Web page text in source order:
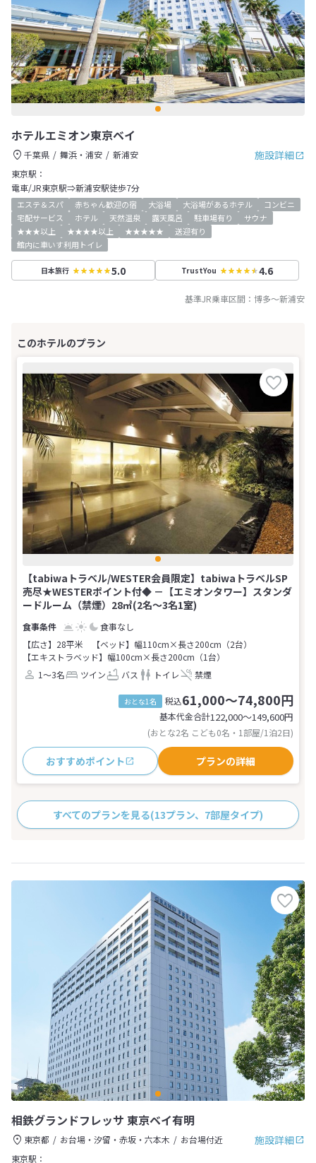
ホテルエミオン東京ベイ
施設詳細
千葉県 舞浜・浦安
新浦安
東京駅：
電車/JR東京駅⇒新浦安駅徒歩7分
エステ＆スパ 赤ちゃん歓迎の宿 大浴場 大浴場があるホテル
コンビニ
宅配サービス
ホテル 天然温泉 露天風呂 駐車場有り
サウナ
★★★以上
★★★★以上 ★★★★★
送迎有り
館内に車いす利用トイレ
日本旅行 5.0 TrustYou 4.6
基準JR乗車区間： 博多～新浦安
【tabiwaトラベル/WESTER会員限定】tabiwaトラベルSP
売尽★WESTERポイント付◆ －【エミオンタワー】スタンダ
ードルーム（禁煙）28㎡(2名～3名1室)
食事なし
【広さ】28平米
【ベッド】幅110cm×長さ200cm（2台）
【エキストラベッド】幅100cm×長さ200cm（1台）
1～3名
ツイン バス トイレ 禁煙
おとな1名 税込61,000～74,800円
基本代金合計122,000〜149,600円
(おとな2名 こども0名・1部屋/1泊2日)
おすすめポイント プランの詳細
すべてのプランを見る(13プラン、7部屋タイプ)
相鉄グランドフレッサ 東京ベイ有明
施設詳細
東京都 お台場・汐留・赤坂・六本木
お台場付近
東京駅：